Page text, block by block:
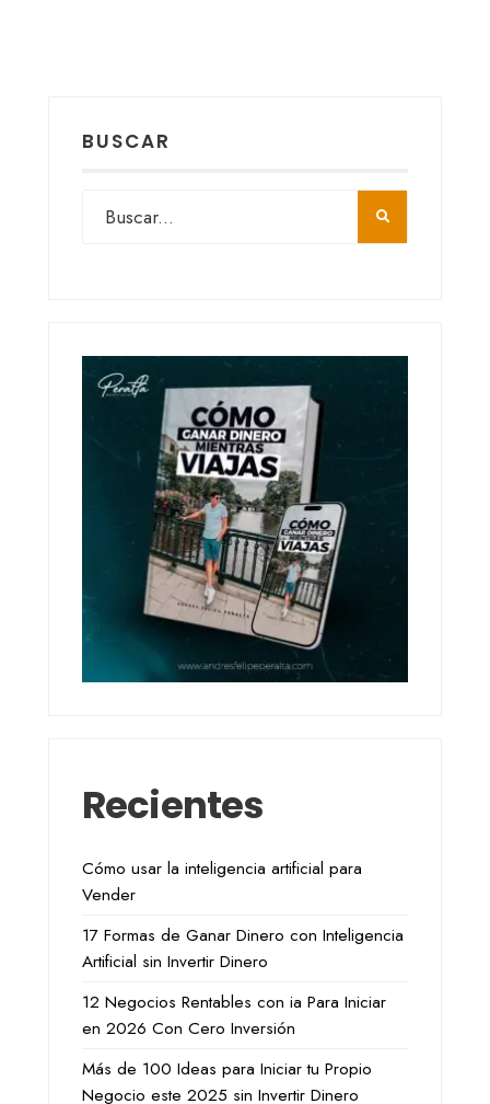
BUSCAR
Recientes
Cómo usar la inteligencia artificial para
Vender
17 Formas de Ganar Dinero con Inteligencia
Artificial sin Invertir Dinero
12 Negocios Rentables con ia Para Iniciar
en 2026 Con Cero Inversión
Más de 100 Ideas para Iniciar tu Propio
Negocio este 2025 sin Invertir Dinero